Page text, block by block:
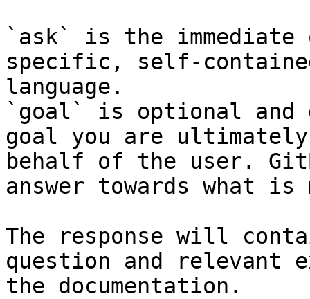
`ask` is the
specific, self-
language.
`goal` is optional and
goal you are
behalf of the user.
answer towards what
The response will
question and relevant
the documentation.